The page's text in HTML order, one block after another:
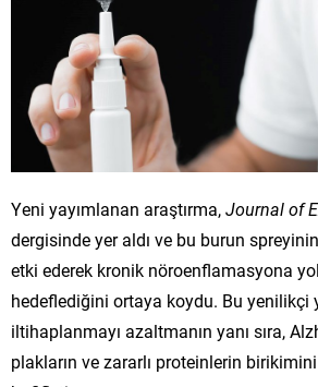
Yeni yayımlanan araştırma,Journal of
dergisinde yer aldı ve bu burun
etki ederek kronik nöroenflamasyona
hedeflediğini ortaya koydu. Bu yenilikçi
iltihaplanmayı azaltmanın yanı sıra,
plakların ve zararlı proteinlerin